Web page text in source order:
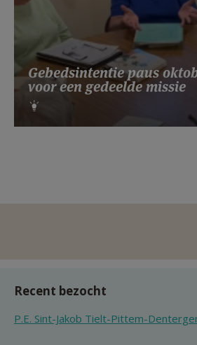
Gebedsintentie paus
voor een gedeelde missie
Recent bezocht
P.E. Sint-Jakob Tielt-Pittem-